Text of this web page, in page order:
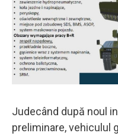
Judecând după noul
preliminare, vehiculul